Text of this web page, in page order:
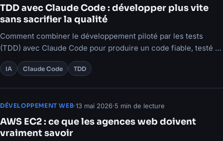
TDD avec Claude Code : développer plus vite
sans sacrifier la qualité
Comment combiner le développement piloté par les tests
(TDD) avec Claude Code pour produire un code fiable, testé et
maintenable.
IA Claude Code TDD
DÉVELOPPEMENT WEB·13 mai 2026·5 min de lecture
AWS EC2 : ce que les agences web doivent
vraiment savoir